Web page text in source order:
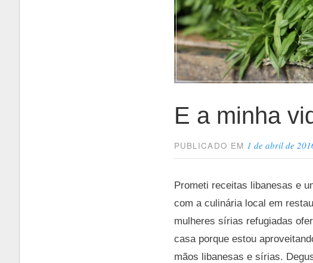
E a minha
PUBLICADO EM 1 de abril de
Prometi receitas libanesas e
com a culinária local em
mulheres sírias refugiadas
casa porque estou
mãos libanesas e sírias.